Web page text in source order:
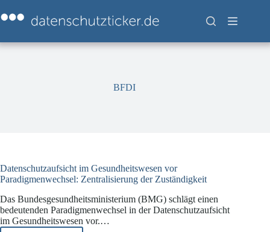
Inhalt
springen
BFDI
Datenschutzaufsicht im Gesundheitswesen vor
Paradigmenwechsel: Zentralisierung der Zuständigkeit
Das Bundesgesundheitsministerium (BMG) schlägt einen
bedeutenden Paradigmenwechsel in der Datenschutzaufsicht
im Gesundheitswesen vor.…